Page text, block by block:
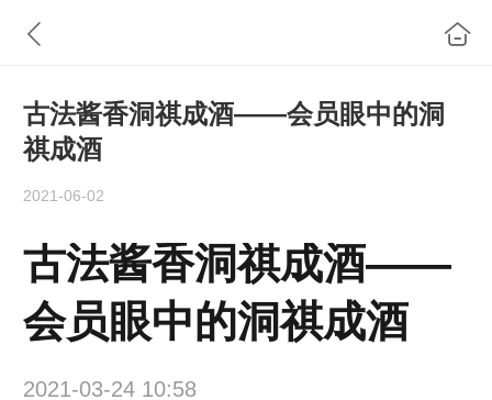
古法酱香洞祺成酒——会员眼中的洞
祺成酒
2021-06-02
古法酱香洞祺成酒——
会员眼中的洞祺成酒
2021-03-24 10:58